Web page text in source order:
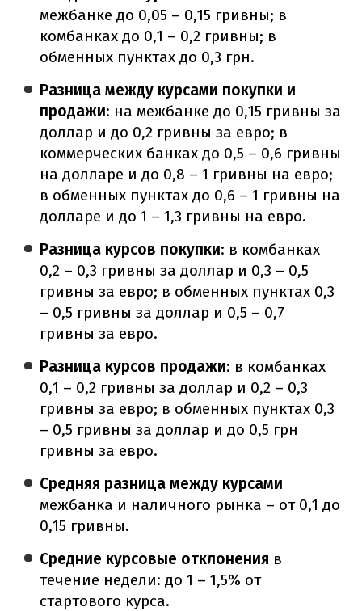
межбанке до 0,05 – 0,15 гривны; в
комбанках до 0,1 – 0,2 гривны; в
обменных пунктах до 0,3 грн.
Разница между курсами покупки и
продажи: на межбанке до 0,15 гривны за
доллар и до 0,2 гривны за евро; в
коммерческих банках до 0,5 – 0,6 гривны
на долларе и до 0,8 – 1 гривны на евро;
в обменных пунктах до 0,6 – 1 гривны на
долларе и до 1 – 1,3 гривны на евро.
Разница курсов покупки: в комбанках
0,2 – 0,3 гривны за доллар и 0,3 – 0,5
гривны за евро; в обменных пунктах 0,3
– 0,5 гривны за доллар и 0,5 – 0,7
гривны за евро.
Разница курсов продажи: в комбанках
0,1 – 0,2 гривны за доллар и 0,2 – 0,3
гривны за евро; в обменных пунктах 0,3
– 0,5 гривны за доллар и до 0,5 грн
гривны за евро.
Средняя разница между курсами
межбанка и наличного рынка – от 0,1 до
0,15 гривны.
Средние курсовые отклонения в
течение недели: до 1 – 1,5% от
стартового курса.